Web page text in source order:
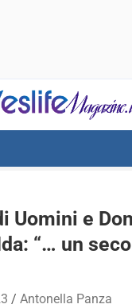
Uomini e
“… un
Antonella Panza